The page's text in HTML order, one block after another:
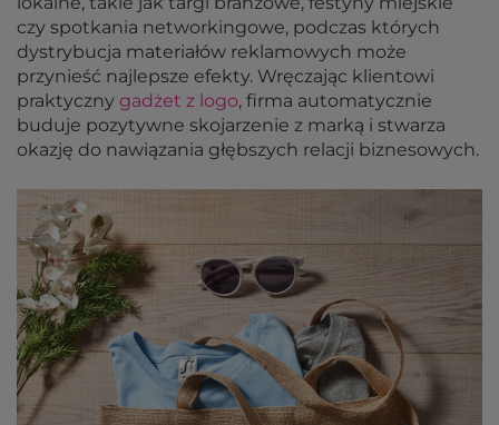
czy spotkania networkingowe, podczas których
dystrybucja materiałów reklamowych może
przynieść najlepsze efekty. Wręczając klientowi
praktyczny gadżet z logo, firma automatycznie
buduje pozytywne skojarzenie z marką i stwarza
okazję do nawiązania głębszych relacji biznesowych.